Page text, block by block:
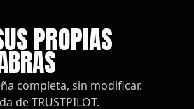
PROPIAS
completa, sin modificar.
de TRUSTPILOT.